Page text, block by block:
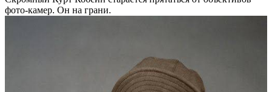
фото-камер. Он на грани.